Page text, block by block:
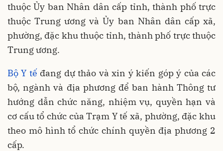
thuộc Ủy ban Nhân dân cấp tỉnh, thành phố trực
thuộc Trung ương và Ủy ban Nhân dân cấp xã,
phường, đặc khu thuộc tỉnh, thành phố trực thuộc
Trung ương.
Bộ Y tế đang dự thảo và xin ý kiến góp ý của các
bộ, ngành và địa phương để ban hành Thông tư
hướng dẫn chức năng, nhiệm vụ, quyền hạn và
cơ cấu tổ chức của Trạm Y tế xã, phường, đặc khu
theo mô hình tổ chức chính quyền địa phương 2
cấp.